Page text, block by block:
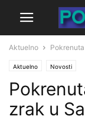
Aktuelno
Aktuelno Novosti
zrak u